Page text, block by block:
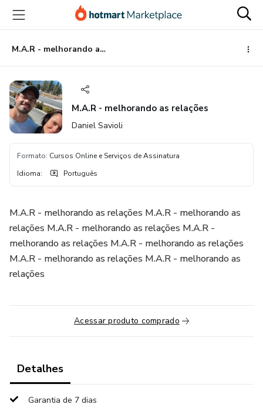
para
conteúdo
principal
para
pagamento
para
rodapé
M.A.R - melhorando as relações
M.A.R - melhorando as relações
Daniel Savioli
Formato: Cursos Online e Serviços de Assinatura
Idioma: Português
M.A.R - melhorando as relações M.A.R - melhorando as
relações M.A.R - melhorando as relações M.A.R -
melhorando as relações M.A.R - melhorando as relações
M.A.R - melhorando as relações M.A.R - melhorando as
relações
Acessar produto comprado
Detalhes
Garantia de 7 dias